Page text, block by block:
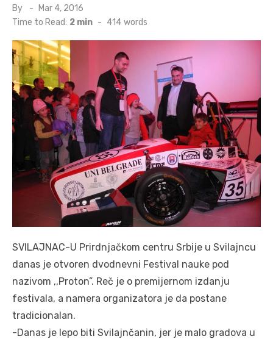
By
Posted
on
Mar 4, 2016
Time to Read: 2 min - 414 words
SVILAJNAC-U Prirdnjačkom centru Srbije u Svilajncu
danas je otvoren dvodnevni Festival nauke pod
nazivom ,,Proton”. Reč je o premijernom izdanju
festivala, a namera organizatora je da postane
tradicionalan.
-Danas je lepo biti Svilajnčanin, jer je malo gradova u